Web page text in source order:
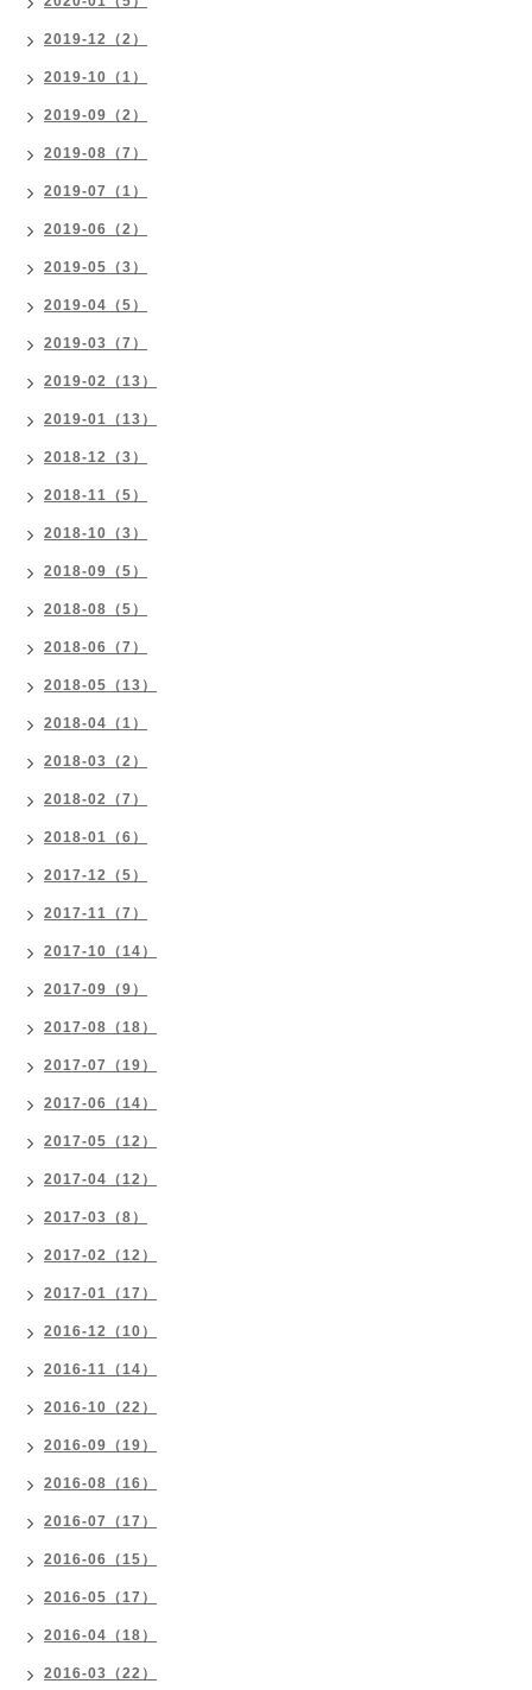
2019-12（2）
2019-10（1）
2019-09（2）
2019-08（7）
2019-07（1）
2019-06（2）
2019-05（3）
2019-04（5）
2019-03（7）
2019-02（13）
2019-01（13）
2018-12（3）
2018-11（5）
2018-10（3）
2018-09（5）
2018-08（5）
2018-06（7）
2018-05（13）
2018-04（1）
2018-03（2）
2018-02（7）
2018-01（6）
2017-12（5）
2017-11（7）
2017-10（14）
2017-09（9）
2017-08（18）
2017-07（19）
2017-06（14）
2017-05（12）
2017-04（12）
2017-03（8）
2017-02（12）
2017-01（17）
2016-12（10）
2016-11（14）
2016-10（22）
2016-09（19）
2016-08（16）
2016-07（17）
2016-06（15）
2016-05（17）
2016-04（18）
2016-03（22）